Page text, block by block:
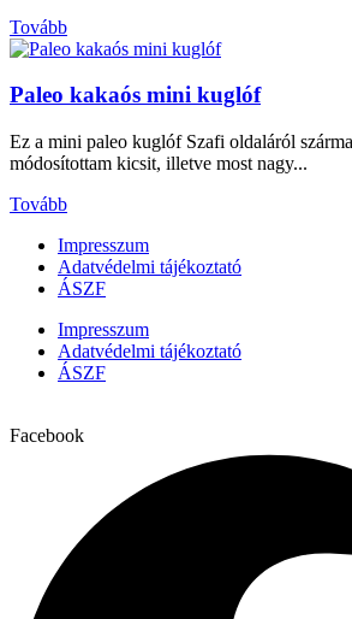
Tovább
Paleo kakaós mini kuglóf
Ez a mini paleo kuglóf Szafi oldaláról
módosítottam kicsit, illetve most nagy...
Tovább
Impresszum
Adatvédelmi tájékoztató
ÁSZF
Impresszum
Adatvédelmi tájékoztató
ÁSZF
Facebook